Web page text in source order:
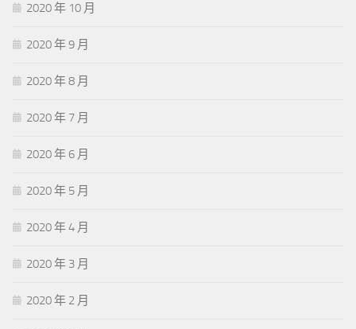
2020 年 10 月
2020 年 9 月
2020 年 8 月
2020 年 7 月
2020 年 6 月
2020 年 5 月
2020 年 4 月
2020 年 3 月
2020 年 2 月